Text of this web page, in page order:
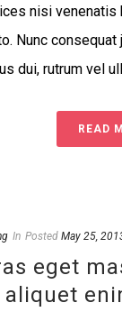
nisi venenatis
Nunc
dui, rutrum vel
READ
In Posted May 25,
eget
aliquet